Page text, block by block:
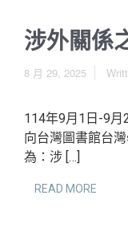
涉外關係
8 月 29, 2025
114年9月1日-9月
向台灣圖書館台
為：涉 […]
READ MORE